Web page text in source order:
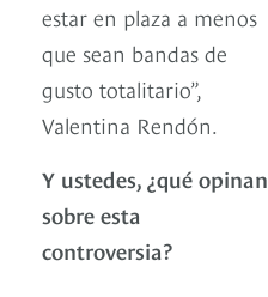
estar en plaza a menos
que sean bandas de
gusto totalitario”,
Valentina Rendón.
Y ustedes, ¿qué opinan
sobre esta
controversia?